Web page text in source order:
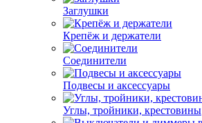
Заглушки
Крепёж и держатели
Соединители
Подвесы и аксессуары
Углы, тройники, крестовины